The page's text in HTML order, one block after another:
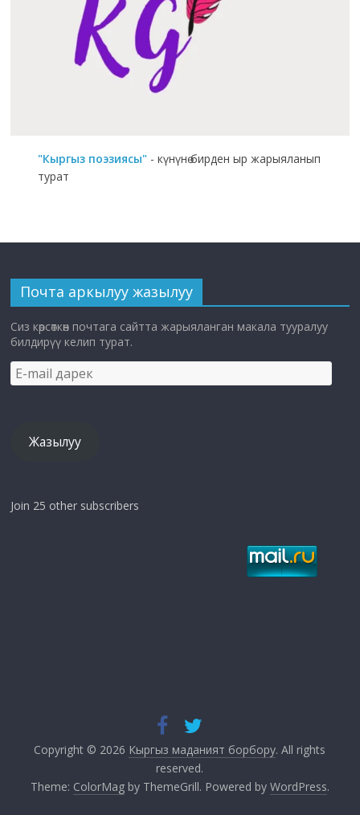
"Кыргыз поэзиясы" - күнүнө бирден ыр жарыяланып
турат
Почта аркылуу жазылуу
Сиз көрсөткөн почтага сайтта жарыяланган макала тууралуу
билдирүү келип турат.
E-
mail
Жазылуу
Join 25 other subscribers
Copyright © 2026 Кыргыз маданият борбору. All rights
reserved.
Theme: ColorMagby ThemeGrill. Powered by WordPress.